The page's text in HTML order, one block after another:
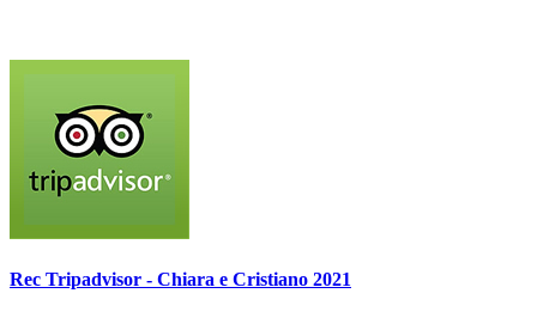
Rec Tripadvisor - Chiara e Cristiano 2021